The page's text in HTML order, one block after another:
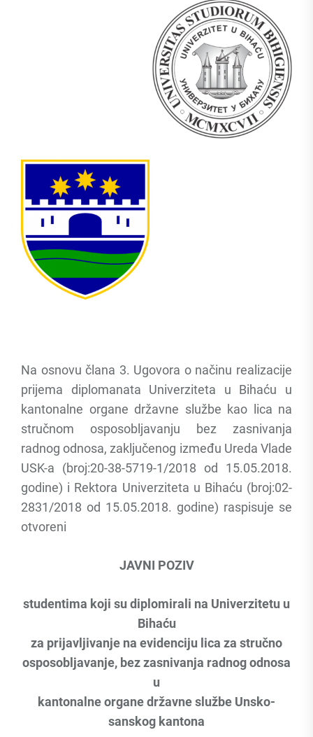
Na osnovu člana 3. Ugovora o načinu realizacije
prijema diplomanata Univerziteta u Bihaću u
kantonalne organe državne službe kao lica na
stručnom osposobljavanju bez zasnivanja
radnog odnosa, zaključenog između Ureda Vlade
USK-a (broj:20-38-5719-1/2018 od 15.05.2018.
godine) i Rektora Univerziteta u Bihaću (broj:02-
2831/2018 od 15.05.2018. godine) raspisuje se
otvoreni
JAVNI POZIV
studentima koji su diplomirali na Univerzitetu u
Bihaću
za prijavljivanje na evidenciju lica za stručno
osposobljavanje, bez zasnivanja radnog odnosa
u
kantonalne organe državne službe Unsko-
sanskog kantona